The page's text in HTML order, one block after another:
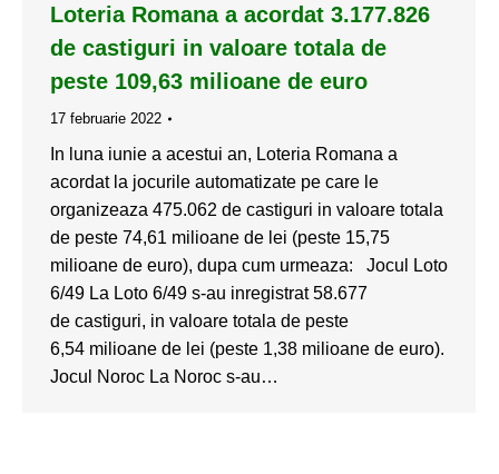
Loteria Romana a acordat 3.177.826
de castiguri in valoare totala de
peste 109,63 milioane de euro
17 februarie 2022
In luna iunie a acestui an, Loteria Romana a
acordat la jocurile automatizate pe care le
organizeaza 475.062 de castiguri in valoare totala
de peste 74,61 milioane de lei (peste 15,75
milioane de euro), dupa cum urmeaza: Jocul Loto
6/49 La Loto 6/49 s-au inregistrat 58.677
de castiguri, in valoare totala de peste
6,54 milioane de lei (peste 1,38 milioane de euro).
Jocul Noroc La Noroc s-au…